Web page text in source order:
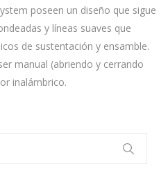
poseen un diseño que sigue
y líneas suaves que
de sustentación y ensamble.
manual (abriendo y cerrando
inalámbrico.